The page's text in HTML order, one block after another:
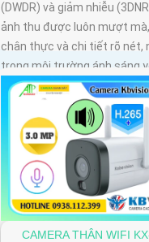
(DWDR) và giảm nhiễu
ảnh thu được luôn mượt
chân thực và chi tiết rõ nét,
trong môi trường ánh sáng
ánh sáng phức tạp như
hoặc chói nắng
CAMERA THÂN WIFI